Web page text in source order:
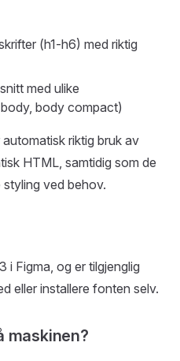
(h1-h6) med riktig
med ulike
body compact)
riktig bruk av
HTML, samtidig som de
ved behov.
i Figma, og er tilgjenglig
eller installere fonten selv.
maskinen?